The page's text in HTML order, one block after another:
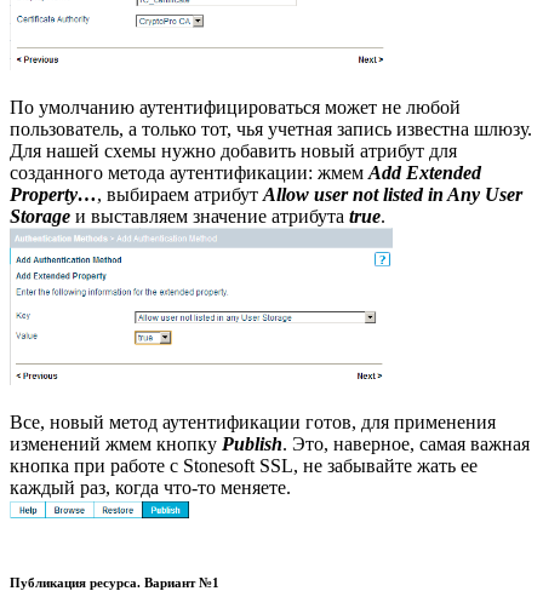
По умолчанию аутентифицироваться может не любой
пользователь, а только тот, чья учетная запись известна шлюзу.
Для нашей схемы нужно добавить новый атрибут для
созданного метода аутентификации: жмем Add Extended
Property…, выбираем атрибут Allow user not listed in Any User
Storage и выставляем значение атрибута true.
Все, новый метод аутентификации готов, для применения
изменений жмем кнопку Publish. Это, наверное, самая важная
кнопка при работе с Stonesoft SSL, не забывайте жать ее
каждый раз, когда что-то меняете.
Публикация ресурса. Вариант №1